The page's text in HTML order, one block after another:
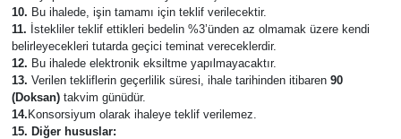
10. Bu ihalede, işin tamamı için teklif verilecektir.
11. İstekliler teklif ettikleri bedelin %3’ünden az olmamak üzere kendi
belirleyecekleri tutarda geçici teminat vereceklerdir.
12. Bu ihalede elektronik eksiltme yapılmayacaktır.
13. Verilen tekliflerin geçerlilik süresi, ihale tarihinden itibaren 90
(Doksan)takvim günüdür.
14. Konsorsiyum olarak ihaleye teklif verilemez.
15. Diğer hususlar: